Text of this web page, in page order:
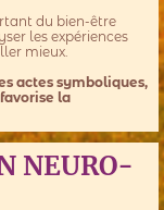
du bien-être
les expériences
mieux.
actes symboliques,
la
NEURO-